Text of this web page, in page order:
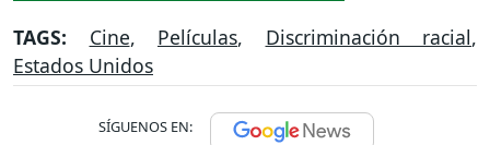
TAGS: Cine, Películas, Discriminación racial,
Estados Unidos
SÍGUENOS EN: